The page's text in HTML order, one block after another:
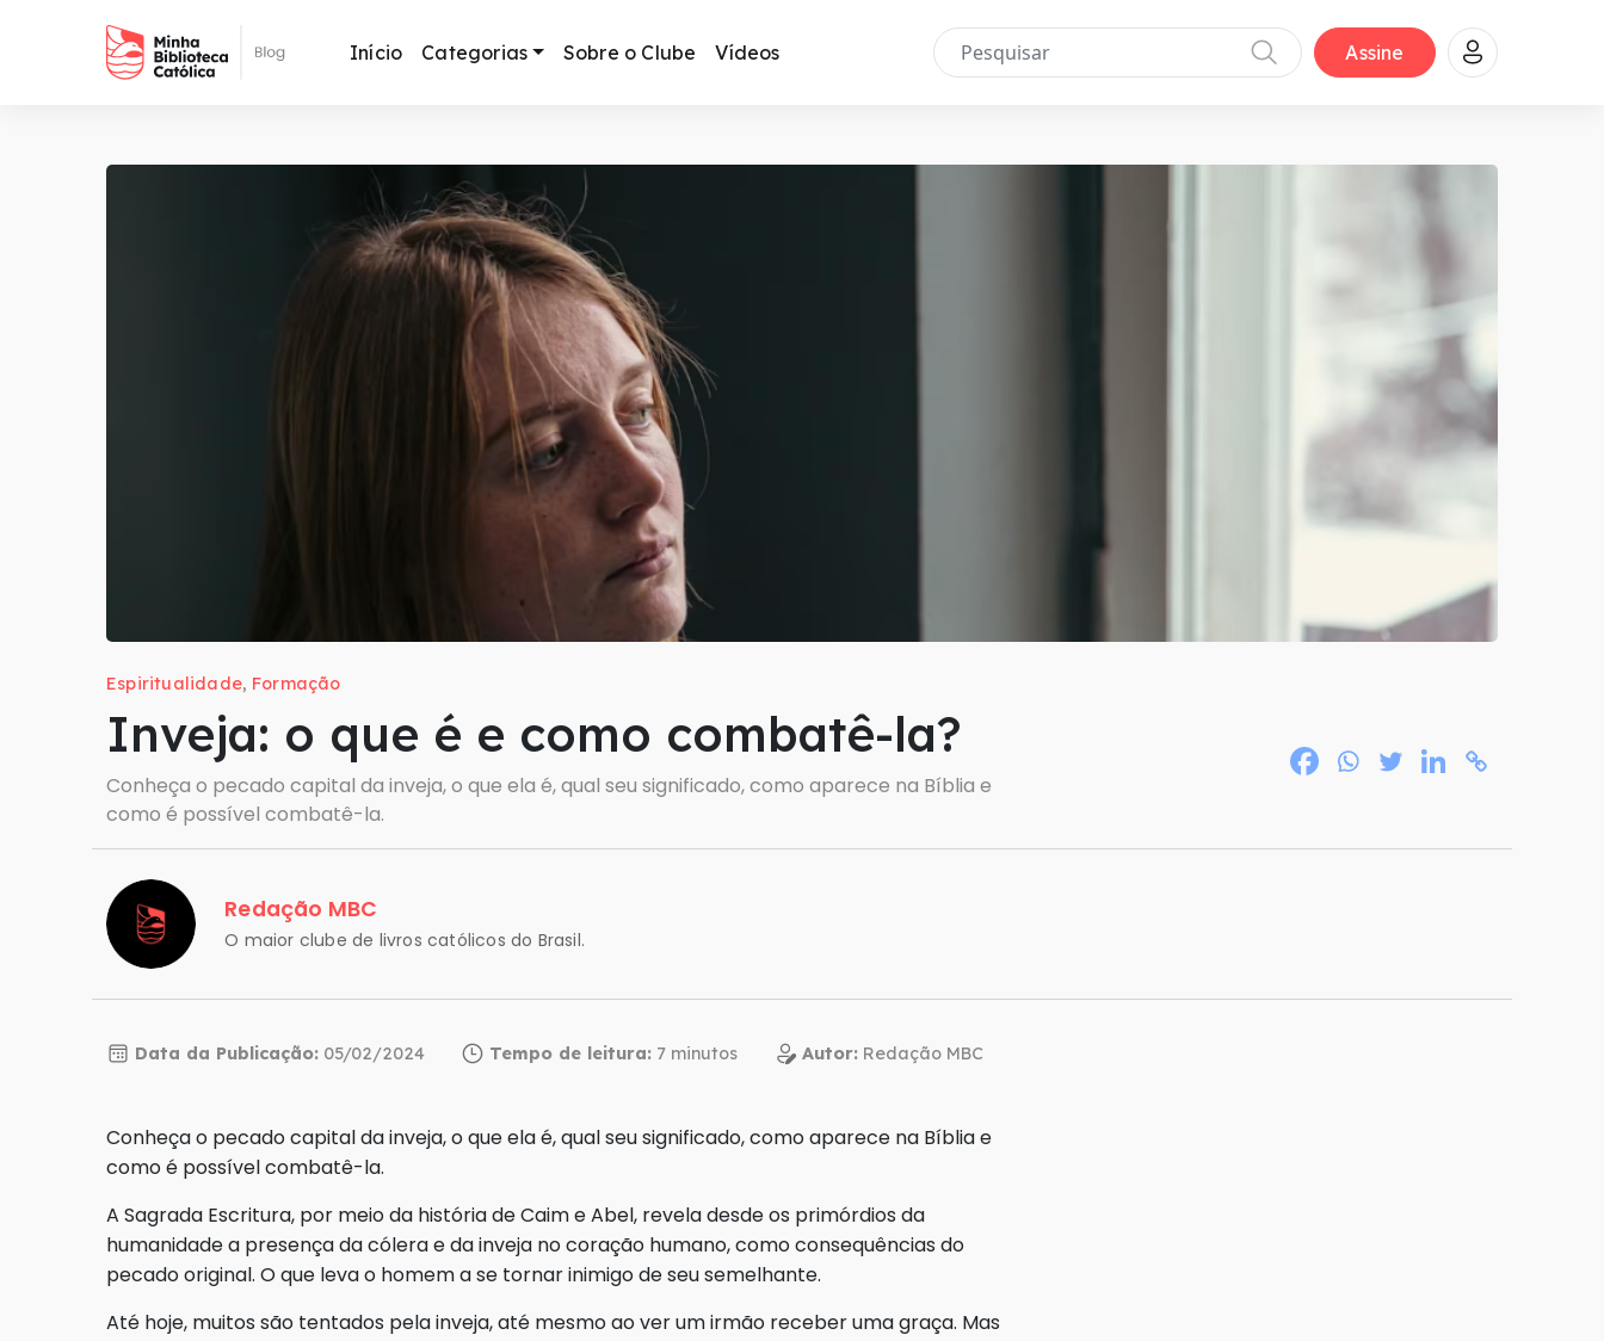
Início Categorias Sobre o Clube Vídeos Assine
Espiritualidade, Formação
Inveja: o que é e como combatê-la?
Conheça o pecado capital da inveja, o que ela é, qual seu significado, como aparece na Bíblia e
como é possível combatê-la.
Redação MBC
O maior clube de livros católicos do Brasil.
Data da Publicação: 05/02/2024 Tempo de leitura: Autor: Redação MBC
Conheça o pecado capital da inveja, o que ela é, qual seu significado, como aparece na Bíblia e
como é possível combatê-la.
A Sagrada Escritura, por meio da história de Caim e Abel, revela desde os primórdios da
humanidade a presença da cólera e da inveja no coração humano, como consequências do
pecado original. O que leva o homem a se tornar inimigo de seu semelhante.
Até hoje, muitos são tentados pela inveja, até mesmo ao ver um irmão receber uma graça. Mas